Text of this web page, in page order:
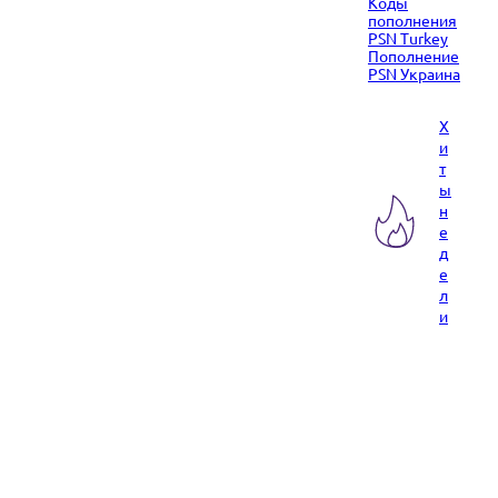
пополнения
PSN Turkey
Пополнение
PSN Украина
Х
и
т
ы
н
е
д
е
л
и